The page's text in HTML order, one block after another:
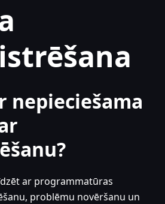
nepieciešama
ar programmatūras
problēmu novēršanu un